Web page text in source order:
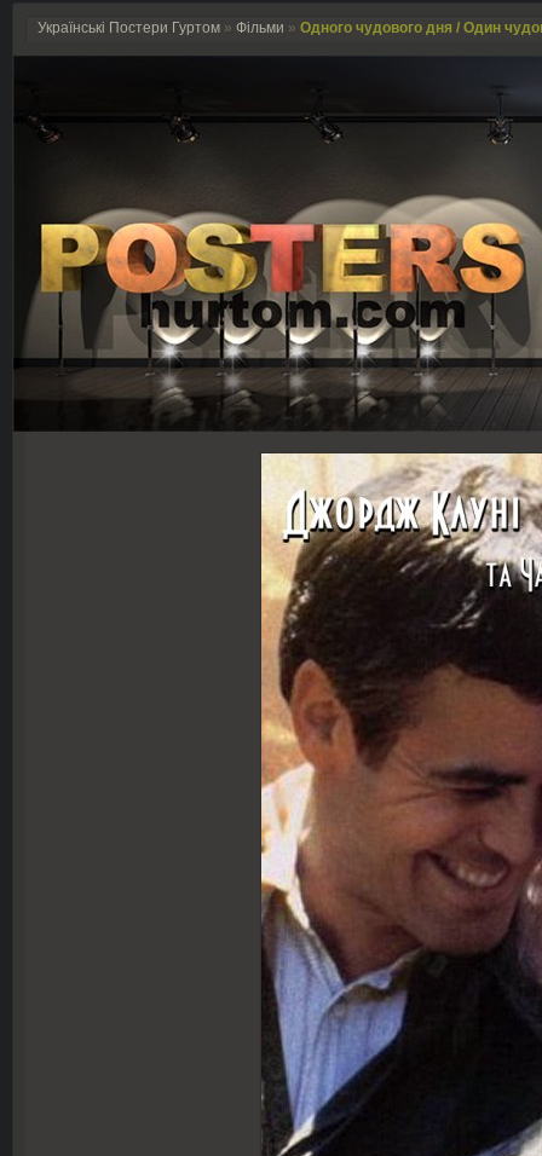
Українські Постери Гуртом » Фільми » Одного чудового дня / Один